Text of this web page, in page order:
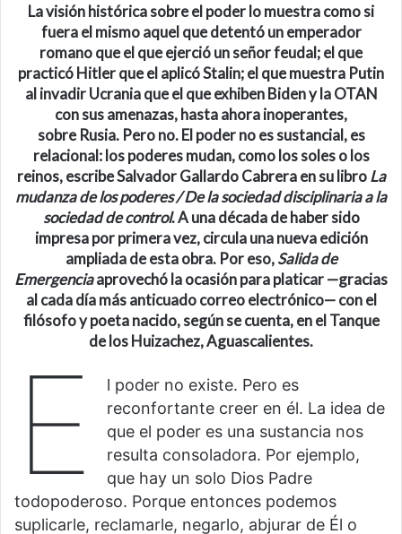
La visión histórica sobre el poder lo muestra como si
fuera el mismo aquel que detentó un emperador
romano que el que ejerció un señor feudal; el que
practicó Hitler que el aplicó Stalin; el que muestra Putin
al invadir Ucrania que el que exhiben Biden y la OTAN
con sus amenazas, hasta ahora inoperantes,
sobre Rusia. Pero no. El poder no es sustancial, es
relacional: los poderes mudan, como los soles o los
reinos, escribe Salvador Gallardo Cabrera en su libroLa
mudanza de los poderes / De la sociedad disciplinaria a la
sociedad de control. A una década de haber sido
impresa por primera vez, circula una nueva edición
ampliada de esta obra. Por eso,Salida de
Emergenciaaprovechó la ocasión para platicar —gracias
al cada día más anticuado correo electrónico— con el
filósofo y poeta nacido, según se cuenta, en el Tanque
de los Huizachez, Aguascalientes.
E
l poder no existe. Pero es
reconfortante creer en él. La idea de
que el poder es una sustancia nos
resulta consoladora. Por ejemplo,
que hay un solo Dios Padre
todopoderoso. Porque entonces podemos
suplicarle, reclamarle, negarlo, abjurar de Él o